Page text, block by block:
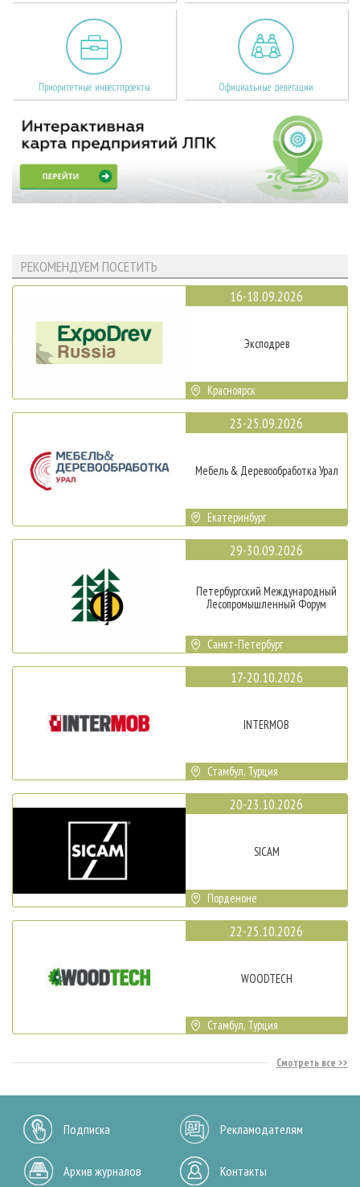
Приоритетные инвестпроекты Официальные делегации
РЕКОМЕНДУЕМ ПОСЕТИТЬ
16-18.09.2026
Эксподрев
Красноярск
23-25.09.2026
Мебель & Деревообработка Урал
Екатеринбург
29-30.09.2026
Петербургский Международный
Лесопромышленный Форум
Санкт-Петербург
17-20.10.2026
INTERMOB
Стамбул, Турция
20-23.10.2026
SICAM
Порденоне
22-25.10.2026
WOODTECH
Стамбул, Турция
Смотреть все
Подписка Рекламодателям
Архив журналов Контакты